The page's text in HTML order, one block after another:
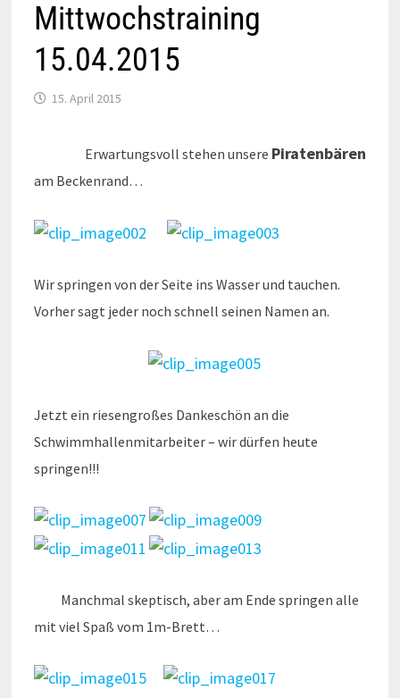
Mittwochstraining
15.04.2015
15. April 2015
Erwartungsvoll stehen unsere Piratenbären
am Beckenrand…
Wir springen von der Seite ins Wasser und tauchen.
Vorher sagt jeder noch schnell seinen Namen an.
Jetzt ein riesengroßes Dankeschön an die
Schwimmhallenmitarbeiter – wir dürfen heute
springen!!!
Manchmal skeptisch, aber am Ende springen alle
mit viel Spaß vom 1m-Brett…